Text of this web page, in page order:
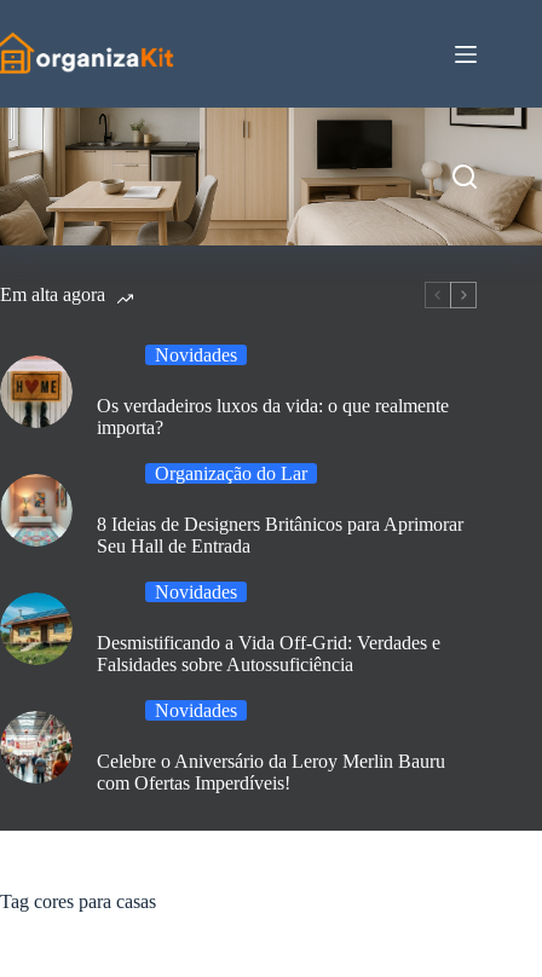
para
o
conteúdo
Em alta agora
Novidades
Os verdadeiros luxos da vida: o que realmente
importa?
Organização do Lar
8 Ideias de Designers Britânicos para Aprimorar
Seu Hall de Entrada
Novidades
Desmistificando a Vida Off-Grid: Verdades e
Falsidades sobre Autossuficiência
Novidades
Celebre o Aniversário da Leroy Merlin Bauru
com Ofertas Imperdíveis!
Tag cores para casas